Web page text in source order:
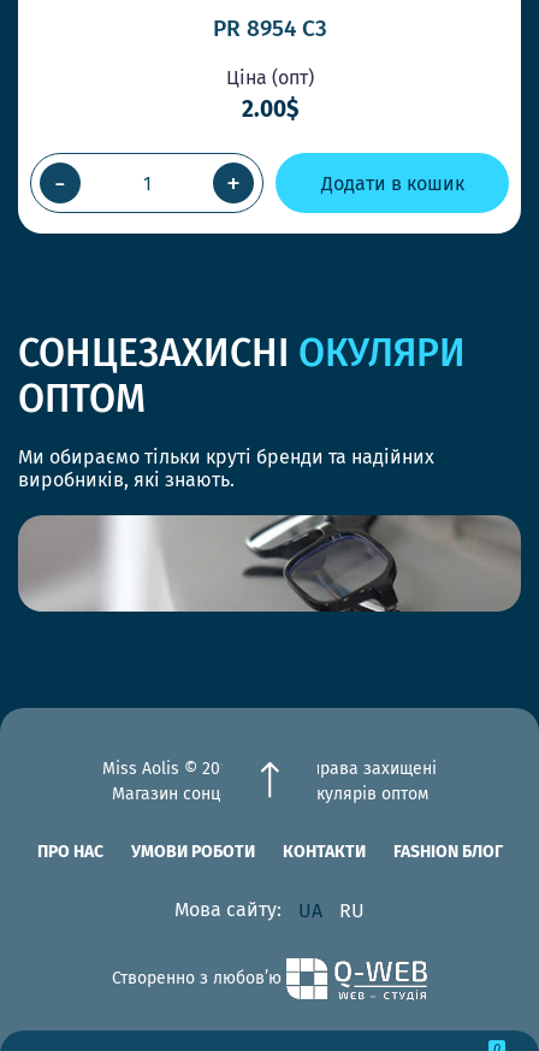
PR 8954 C3
Ціна (опт)
2.00$
- + Додати в кошик
СОНЦЕЗАХИСНІ ОКУЛЯРИ
ОПТОМ
Ми обираємо тільки круті бренди та надійних
виробників, які знають.
Miss Aolis © 2012-2026 Всі права захищені
Магазин сонцезахисних окулярів оптом
ПРО НАС УМОВИ РОБОТИ КОНТАКТИ FASHION БЛОГ
Мова сайту: UA RU
Створенно з любов’ю